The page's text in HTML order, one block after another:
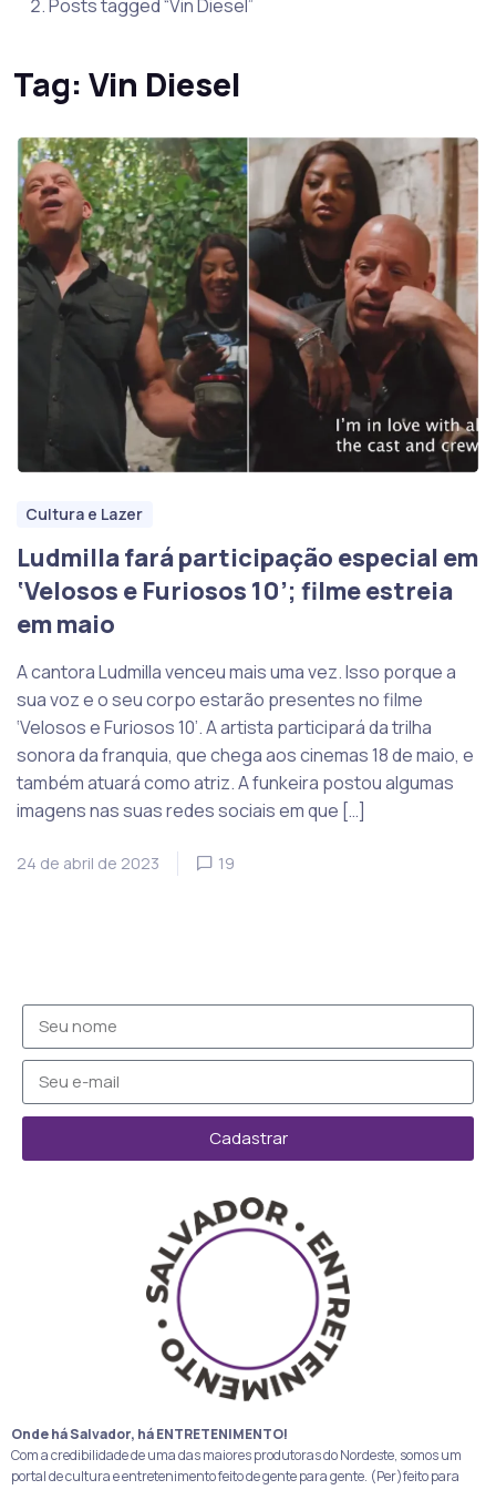
Posts tagged “Vin Diesel”
Tag: Vin Diesel
Cultura e Lazer
Ludmilla fará participação especial em
‘Velosos e Furiosos 10’; filme estreia
em maio
A cantora Ludmilla venceu mais uma vez. Isso porque a
sua voz e o seu corpo estarão presentes no filme
‘Velosos e Furiosos 10’. A artista participará da trilha
sonora da franquia, que chega aos cinemas 18 de maio, e
também atuará como atriz. A funkeira postou algumas
imagens nas suas redes sociais em que […]
24 de abril de 2023 19
Cadastrar
Onde há Salvador, há ENTRETENIMENTO!
Com a credibilidade de uma das maiores produtoras do Nordeste, somos um
portal de cultura e entretenimento feito de gente para gente. (Per)feito para